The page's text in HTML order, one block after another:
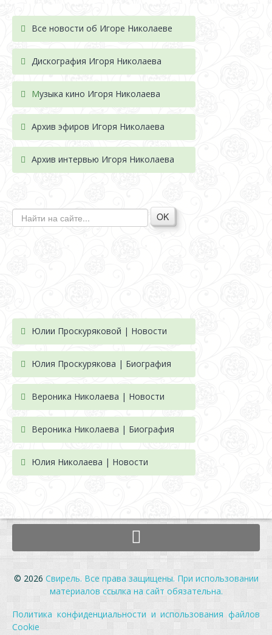
Все новости об Игоре Николаеве
Дискография Игоря Николаева
Музыка кино Игоря Николаева
Архив эфиров Игоря Николаева
Архив интервью Игоря Николаева
OK
Юлии Проскуряковой | Новости
Юлия Проскурякова | Биография
Вероника Николаева | Новости
Вероника Николаева | Биография
Юлия Николаева | Новости
© 2026 Свирель. Все права защищены. При использовании
материалов ссылка на сайт обязательна.
Политика конфиденциальности и использования файлов
Cookie